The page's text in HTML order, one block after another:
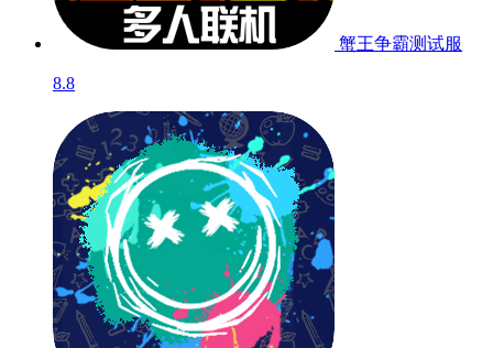
蟹王争霸测试服
8.8